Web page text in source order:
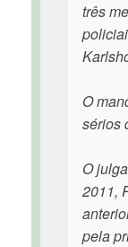
três
O
sérios
O
2011,
pela